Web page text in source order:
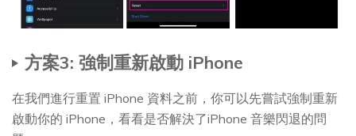
方案3: 強制重新啟動 iPhone
在我們進行重置 iPhone 資料之前，你可以先嘗試強制重新
啟動你的 iPhone，看看是否解決了iPhone 音樂閃退的問